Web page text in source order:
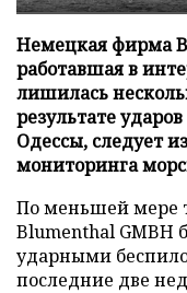
Немецкая фирма
работавшая в
лишилась
результате
Одессы, следует
мониторинга
По меньшей мере
Blumenthal
ударными
последние две